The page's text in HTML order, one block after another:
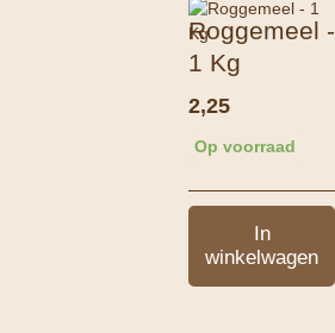
Roggemeel -
1 Kg
2,25
Op voorraad
In
winkelwagen